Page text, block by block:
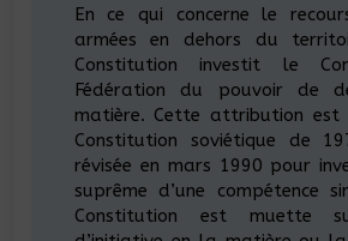
En ce qui concerne le
armées en dehors du
Constitution investit le
Fédération du pouvoir de
matière. Cette attribution est
Constitution soviétique de
révisée en mars 1990 pour
suprême d’une compétence
Constitution est muette